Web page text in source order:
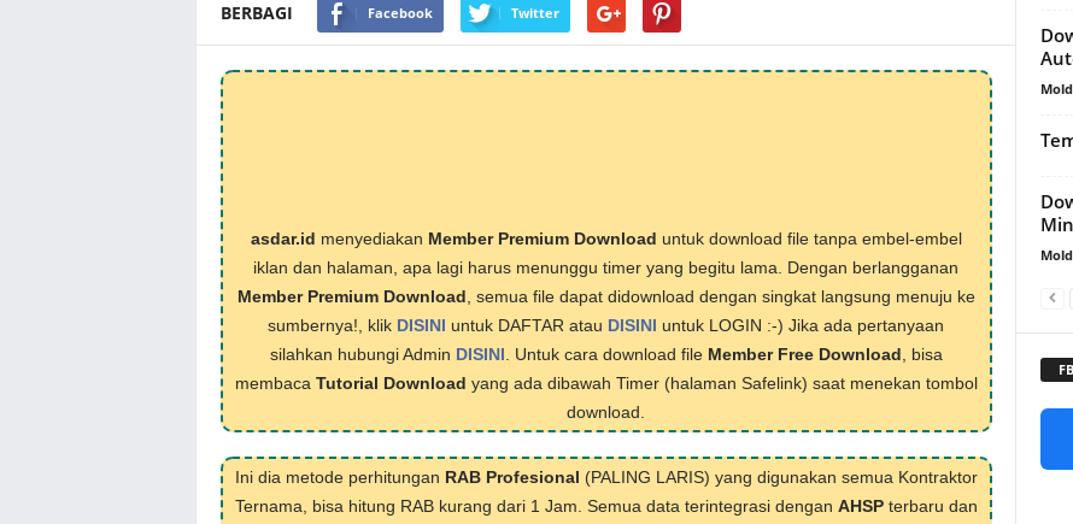
BERBAGI Facebook Twitter
asdar.id menyediakan Member Premium Download untuk download file tanpa embel-embel
iklan dan halaman, apa lagi harus menunggu timer yang begitu lama. Dengan berlangganan
Member Premium Download , semua file dapat didownload dengan singkat langsung menuju ke
sumbernya!, klik DISINI untuk DAFTAR atau DISINI untuk LOGIN :-) Jika ada pertanyaan
silahkan hubungi Admin DISINI . Untuk cara download file Member Free Download , bisa
membaca Tutorial Download yang ada dibawah Timer (halaman Safelink) saat menekan tombol
download.
Ini dia metode perhitungan RAB Profesional (PALING LARIS) yang digunakan semua Kontraktor
Ternama, bisa hitung RAB kurang dari 1 Jam. Semua data terintegrasi dengan AHSPterbaru dan